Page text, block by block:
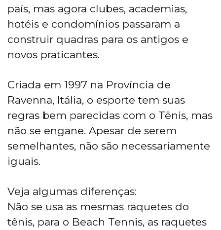
país, mas agora clubes, academias,
hotéis e condomínios passaram a
construir quadras para os antigos e
novos praticantes.
Criada em 1997 na Província de
Ravenna, Itália, o esporte tem suas
regras bem parecidas com o Tênis, mas
não se engane. Apesar de serem
semelhantes, não são necessariamente
iguais.
Veja algumas diferenças:
Não se usa as mesmas raquetes do
tênis, para o Beach Tennis, as raquetes